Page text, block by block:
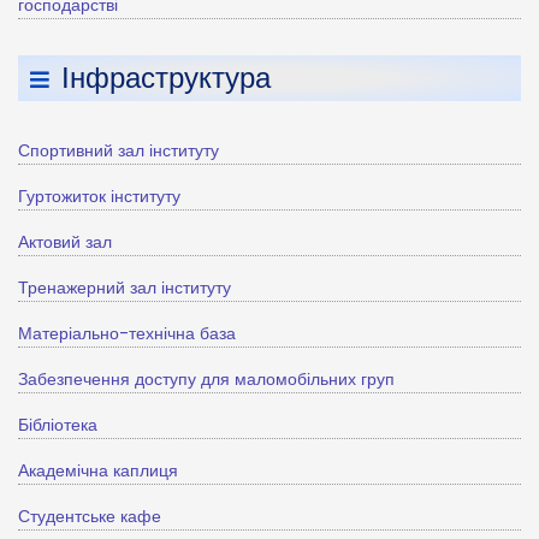
господарстві
Інфраструктура
Спортивний зал інституту
Гуртожиток інституту
Актовий зал
Тренажерний зал інституту
Матеріально-технічна база
Забезпечення доступу для маломобільних груп
Бібліотека
Академічна каплиця
Студентське кафе